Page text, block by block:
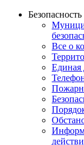
Безопасность
Все о
Единая